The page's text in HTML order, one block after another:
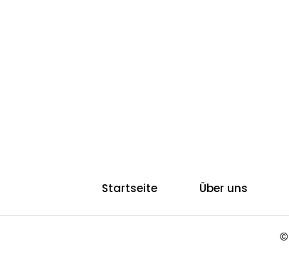
Startseite Über uns
©